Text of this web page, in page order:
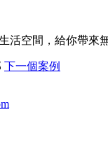
活空間，給你帶來
下一個案例